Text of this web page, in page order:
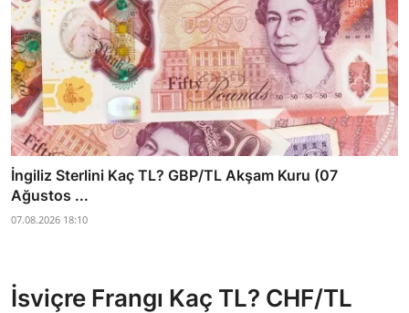
İngiliz Sterlini Kaç TL? GBP/TL Akşam Kuru (07
Ağustos ...
07.08.2026 18:10
İsviçre Frangı Kaç TL? CHF/TL